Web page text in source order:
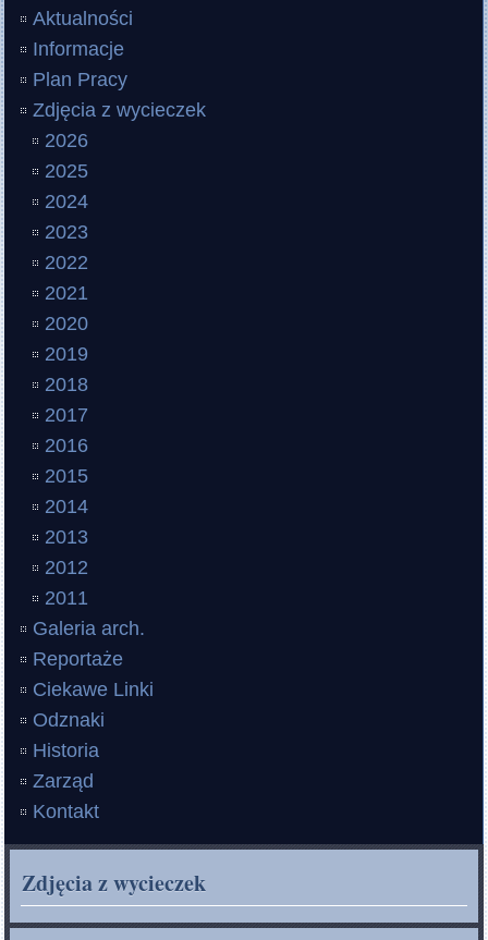
Aktualności
Informacje
Plan Pracy
Zdjęcia z wycieczek
2026
2025
2024
2023
2022
2021
2020
2019
2018
2017
2016
2015
2014
2013
2012
2011
Galeria arch.
Reportaże
Ciekawe Linki
Odznaki
Historia
Zarząd
Kontakt
Zdjęcia z wycieczek